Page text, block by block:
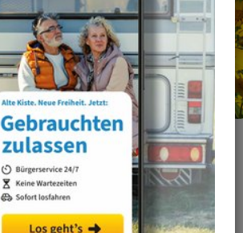
Amtsblatt
/ Jobcenter